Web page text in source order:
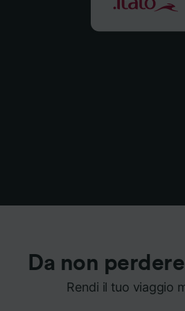
Da non
Rendi il tuo viaggio